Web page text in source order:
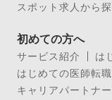
スポット求人から
初めての方へ
サービス紹介
は
はじめての医師転
キャリアパートナ